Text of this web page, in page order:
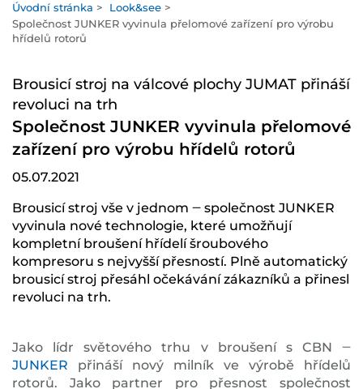
Úvodní stránka > Look&see >
Společnost JUNKER vyvinula přelomové zařízení pro výrobu
hřídelů rotorů
Brousicí stroj na válcové plochy JUMAT přináší
revoluci na trh
Společnost JUNKER vyvinula přelomové
zařízení pro výrobu hřídelů rotorů
05.07.2021
Brousicí stroj vše v jednom ‒ společnost JUNKER
vyvinula nové technologie, které umožňují
kompletní broušení hřídelí šroubového
kompresoru s nejvyšší přesností. Plně automatický
brousicí stroj přesáhl očekávání zákazníků a přinesl
revoluci na trh.
Jako lídr světového trhu v broušení s CBN ‒
JUNKER přináší nový milník ve výrobě hřídelů
rotorů. Jako partner pro přesnost společnost